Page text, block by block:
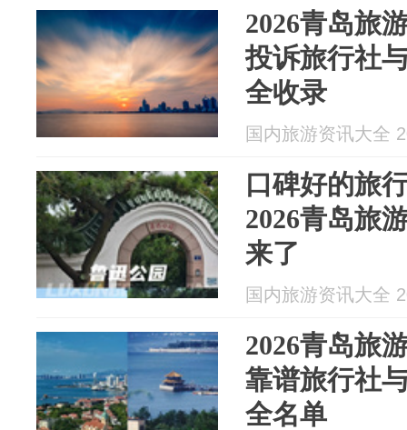
2026青岛旅
投诉旅行社
全收录
国内旅游资讯大全
口碑好的旅
2026青岛旅
来了
国内旅游资讯大全
2026青岛旅
靠谱旅行社
全名单